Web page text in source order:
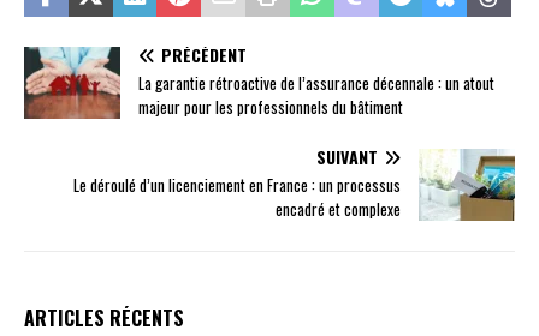
PRÉCÉDENT
La garantie rétroactive de l’assurance décennale : un atout
majeur pour les professionnels du bâtiment
SUIVANT
Le déroulé d’un licenciement en France : un processus
encadré et complexe
ARTICLES RÉCENTS